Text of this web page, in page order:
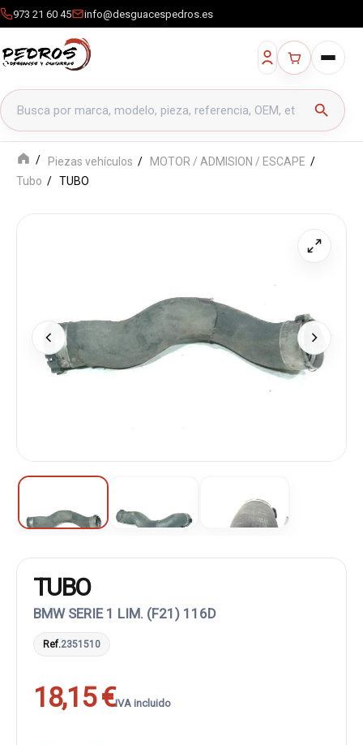
973 21 60 45 info@desguacespedros.es
Buscar productos
search
Piezas vehículos
MOTOR / ADMISION / ESCAPE
Tubo
TUBO
TUBO
BMW SERIE 1 LIM. (F21) 116D
Ref.2351510
18,15 €IVA incluido